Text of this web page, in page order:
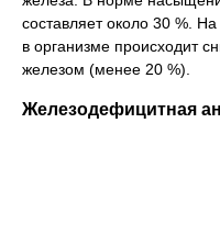
составляет около 30 %.
в организме происходит
железом (менее 20 %).
Железодефицитная